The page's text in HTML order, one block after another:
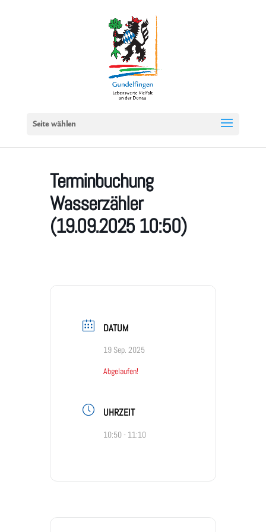
Seite wählen
Terminbuchung
Wasserzähler
(19.09.2025 10:50)
DATUM
19 Sep. 2025
Abgelaufen!
UHRZEIT
10:50 - 11:10